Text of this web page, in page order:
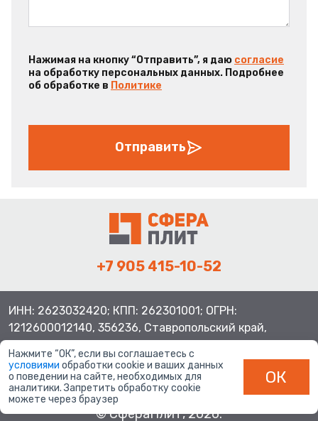
Нажимая на кнопку “Отправить”, я даю согласие
на обработку персональных данных. Подробнее
об обработке в Политике
Отправить
+7 905 415-10-52
ИНН: 2623032420; КПП: 262301001; ОГРН:
1212600012140, 356236, Ставропольский край,
© СфераПлит, 2026.
Нажмите “ОК”, если вы соглашаетесь с
условиями обработки cookie и ваших данных
о поведении на сайте, необходимых для
аналитики. Запретить обработку cookie
можете через браузер
ОК